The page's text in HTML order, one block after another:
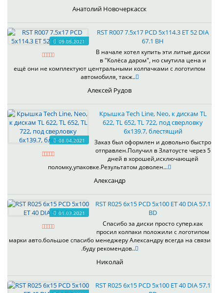
Анатолий Новочеркасск
09.05.2021
RST R007 7.5x17 PCD 5x114.3 ET 52 DIA
67.1 BH
В начале хотел купить эти литые диски
в "Колёса даром", но смутила цена и
ещё они не комплектуют центральными колпачками с логотипом
автомобиля, такж..
Алексей Рудов
08.04.2021
Крышка Tech Line, Neo, к дискам TL
622, TL 652, TL 722, под сверловку
6х139.7, блестящий
Заказ был оформлен и довольно быстро
отправлен.Получил в Златоусте через 5
дней в хорошей,исключающей
поломку,упаковке.Результатом доволен...
Александр
01.03.2021
RST R025 6x15 PCD 5x100 ET 40 DIA 57.1
BD
Спасибо за диски просто супер.как
просил колпаки положили с логотипом
марки авто.большое спасибо менеджеру Александру всегда на связи
.буду рекомендов..
Николай
RST R025 6x15 PCD 5x100 ET 40 DIA 57.1